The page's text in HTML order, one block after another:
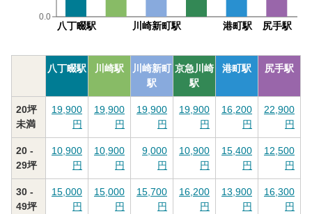
八丁畷駅 川崎新町駅 港町駅 尻手駅
0.0
八丁畷駅 川崎駅
川崎新町
駅
京急川崎
駅
港町駅 尻手駅
20坪
未満
19,900
円
19,900
円
19,900
円
19,900
円
16,200
円
22,900
円
20 -
29坪
10,900
円
10,900
円
9,000
円
10,900
円
15,400
円
12,500
円
30 -
49坪
15,000
円
15,000
円
15,700
円
16,200
円
13,900
円
16,300
円